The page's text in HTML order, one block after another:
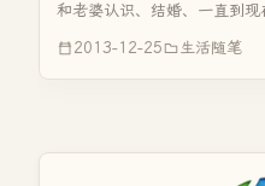
和老婆认识、结婚、一直到
幸福的！在婚前购房时，由
2013-12-25 生活随笔